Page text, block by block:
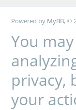
Powered by MyBB, ©
You
privacy,
your